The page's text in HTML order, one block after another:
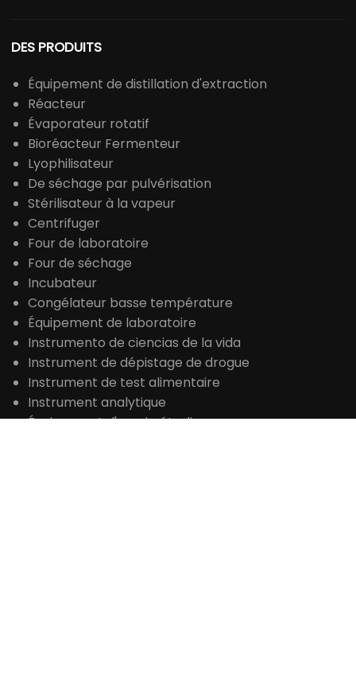
aliments et autres instruments liés à l'industrie.
Politique de confidentialité- Biscuit-Plan du site
豫ICP备18035501号-1
DES PRODUITS
Équipement de distillation d'extraction
Réacteur
Évaporateur rotatif
Bioréacteur Fermenteur
Lyophilisateur
De séchage par pulvérisation
Stérilisateur à la vapeur
Centrifuger
Four de laboratoire
Four de séchage
Incubateur